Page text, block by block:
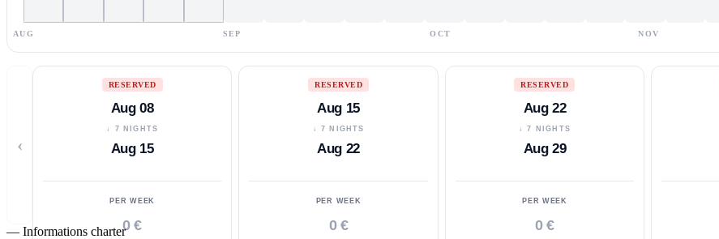
AUG SEP OCT NOV
‹
RESERVED
Aug 08
↓ 7 NIGHTS
Aug 15
PER WEEK
0 €
RESERVED
Aug 15
↓ 7 NIGHTS
Aug 22
PER WEEK
0 €
RESERVED
Aug 22
↓ 7 NIGHTS
Aug 29
PER WEEK
0 €
— Informations charter